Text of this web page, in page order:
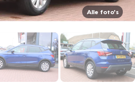
Alle foto's